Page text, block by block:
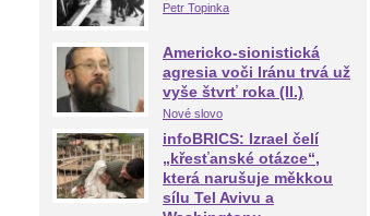
Petr Topinka
Americko-sionistická
agresia voči Iránu trvá už
vyše štvrť roka (II.)
Nové slovo
infoBRICS: Izrael čelí
„křesťanské otázce“,
která narušuje měkkou
sílu Tel Avivu a